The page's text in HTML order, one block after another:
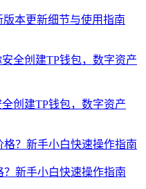
本更新细节与使用指南
创建TP钱包，数字资产
新手小白快速操作指南